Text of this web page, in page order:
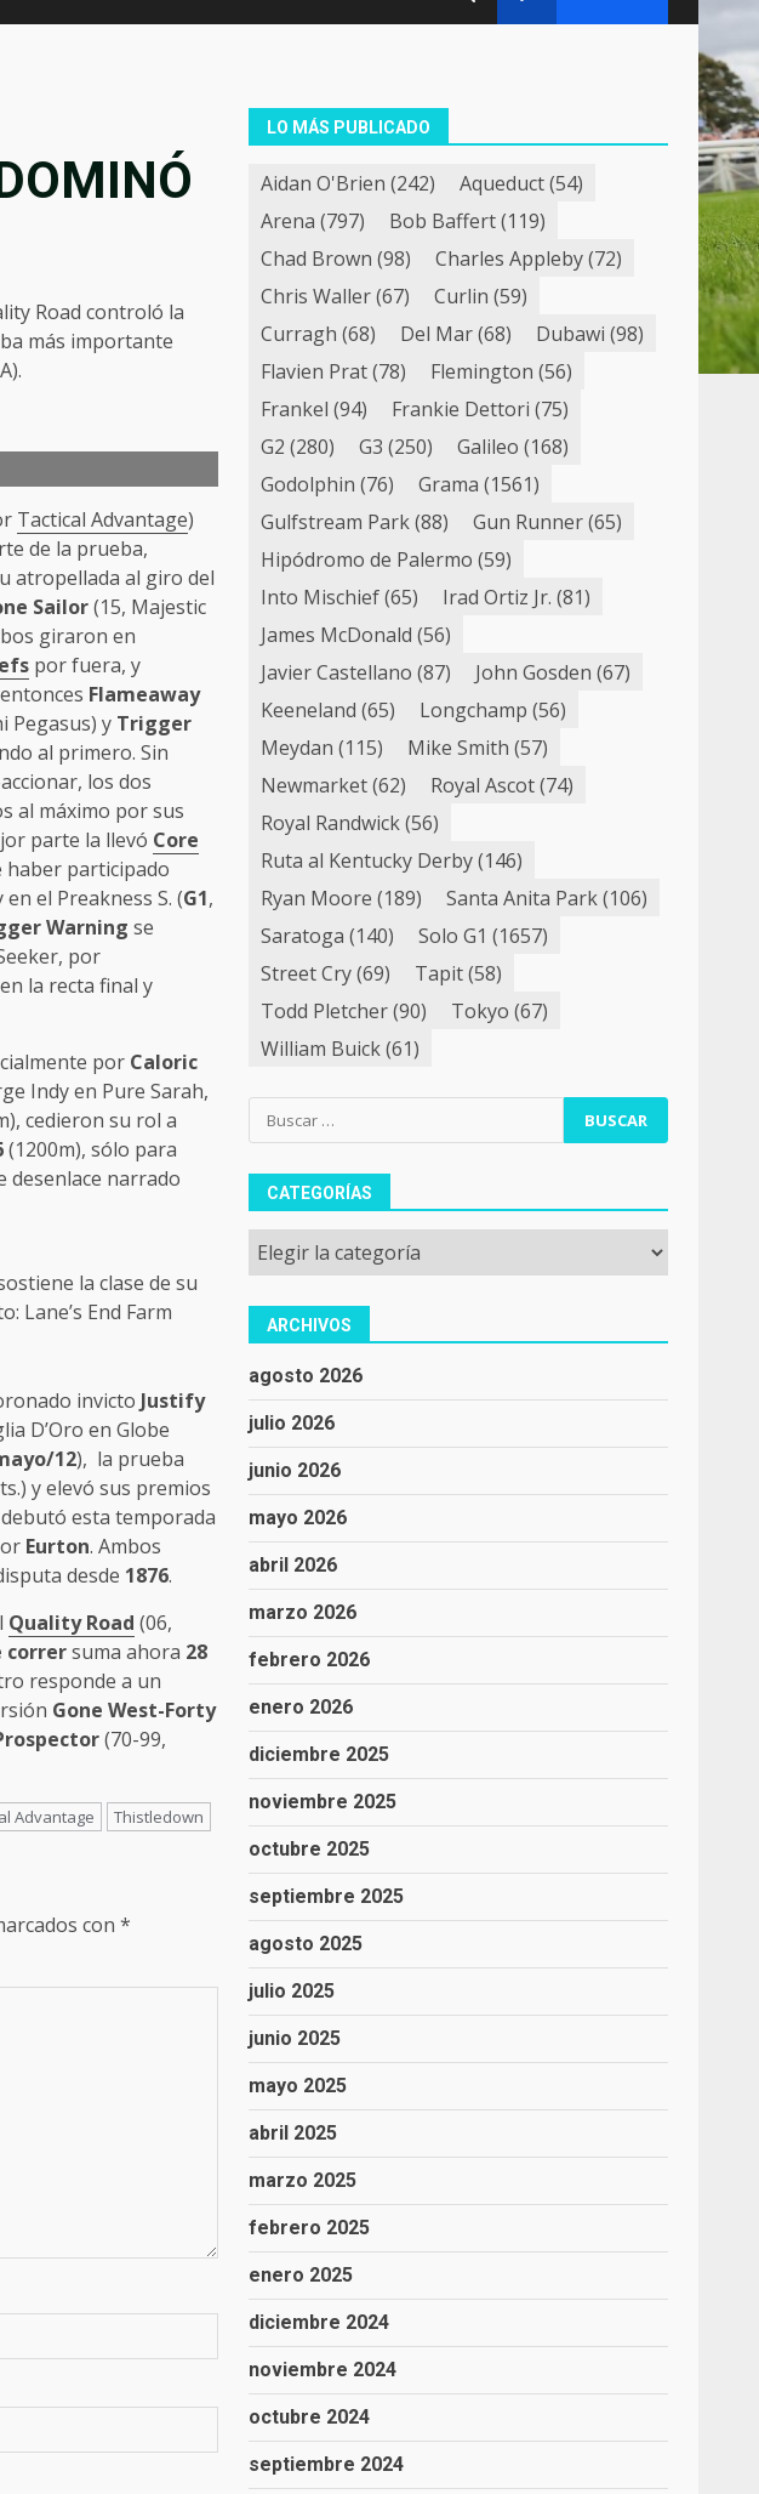
Road controló la
más importante
Tactical Advantage)
de la prueba,
atropellada al giro del
Sailor(15, Majestic
giraron en
por fuera, y
Flameaway
Pegasus) y Trigger
al primero. Sin
los dos
al máximo por sus
parte la llevó Core
haber participado
en el Preakness S. (G1,
Warning se
por
la recta final y
por Caloric
Indy en Pure Sarah,
cedieron su rol a
(1200m), sólo para
desenlace narrado
la clase de su
Lane’s End Farm
invicto Justify
D’Oro en Globe
12), la prueba
y elevó sus premios
esta temporada
Eurton. Ambos
desde 1876.
Quality Road (06,
corrersuma ahora 28
responde a un
Gone West-Forty
(70-99,
Advantage Thistledown
con *
LO MÁS PUBLICADO
Aidan O'Brien (242) Aqueduct(54)
Arena (797) Bob Baffert(119)
Chad Brown (98) Charles Appleby(72)
Chris Waller(67) Curlin (59)
Curragh (68) Del Mar(68) Dubawi (98)
Flavien Prat(78) Flemington (56)
Frankel (94) Frankie Dettori (75)
G2 (280) G3 (250) Galileo (168)
Godolphin (76) Grama (1561)
Gulfstream Park(88) Gun Runner(65)
Hipódromo de Palermo (59)
Into Mischief(65) Irad Ortiz Jr. (81)
James McDonald (56)
Javier Castellano (87) John Gosden (67)
Keeneland (65) Longchamp (56)
Meydan (115) Mike Smith (57)
Newmarket(62) Royal Ascot(74)
Royal Randwick(56)
Ruta al Kentucky Derby(146)
Ryan Moore (189) Santa Anita Park(106)
Saratoga (140) Solo G1 (1657)
Street Cry(69) Tapit(58)
Todd Pletcher(90) Tokyo (67)
William Buick(61)
Buscar:
CATEGORÍAS
Categorías
ARCHIVOS
agosto 2026
julio 2026
junio 2026
mayo 2026
abril 2026
marzo 2026
febrero 2026
enero 2026
diciembre 2025
noviembre 2025
octubre 2025
septiembre 2025
agosto 2025
julio 2025
junio 2025
mayo 2025
abril 2025
marzo 2025
febrero 2025
enero 2025
diciembre 2024
noviembre 2024
octubre 2024
septiembre 2024